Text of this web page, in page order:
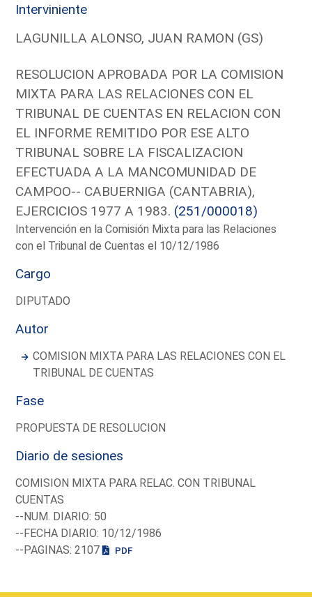
Interviniente
LAGUNILLA ALONSO, JUAN RAMON (GS)
RESOLUCION APROBADA POR LA COMISION
MIXTA PARA LAS RELACIONES CON EL
TRIBUNAL DE CUENTAS EN RELACION CON
EL INFORME REMITIDO POR ESE ALTO
TRIBUNAL SOBRE LA FISCALIZACION
EFECTUADA A LA MANCOMUNIDAD DE
CAMPOO-- CABUERNIGA (CANTABRIA),
EJERCICIOS 1977 A 1983. (251/000018)
Intervención en la Comisión Mixta para las Relaciones
con el Tribunal de Cuentas el 10/12/1986
Cargo
DIPUTADO
Autor
COMISION MIXTA PARA LAS RELACIONES CON EL
TRIBUNAL DE CUENTAS
Fase
PROPUESTA DE RESOLUCION
Diario de sesiones
COMISION MIXTA PARA RELAC. CON TRIBUNAL
CUENTAS
--NUM. DIARIO: 50
--FECHA DIARIO: 10/12/1986
--PAGINAS: 2107
PDF